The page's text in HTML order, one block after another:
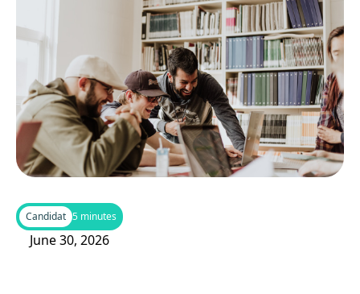
Candidat 5 minutes
June 30, 2026